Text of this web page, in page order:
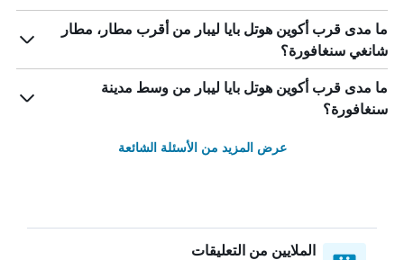
ما مدى قرب أكوين هوتل بايا ليبار من أقرب مطار، مطار
شانغي سنغافورة؟
ما مدى قرب أكوين هوتل بايا ليبار من وسط مدينة
سنغافورة؟
عرض المزيد من الأسئلة الشائعة
الملايين من التعليقات